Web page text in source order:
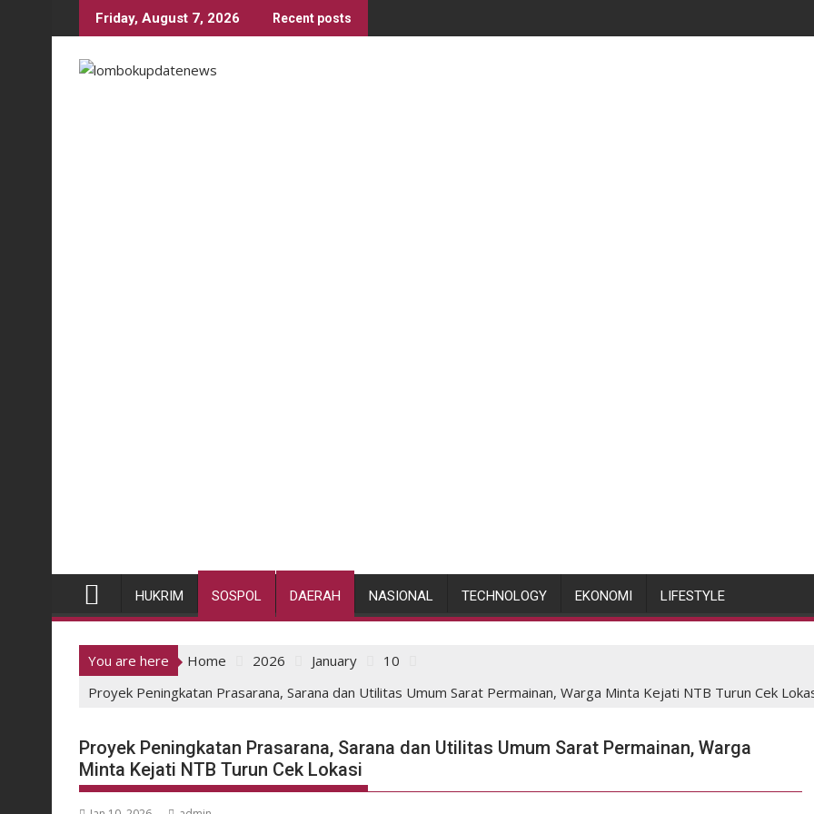
to
Friday, August 7, 2026 Recent posts
HUKRIM SOSPOL DAERAH NASIONAL TECHNOLOGY EKONOMI LIFESTYLE
You are here Home 2026 January
10
Proyek Peningkatan Prasarana, Sarana dan Utilitas Umum Sarat Permainan, Warga Minta Kejati NTB Turun Cek
Proyek Peningkatan Prasarana, Sarana dan Utilitas Umum Sarat Permainan, Warga
Minta Kejati NTB Turun Cek Lokasi